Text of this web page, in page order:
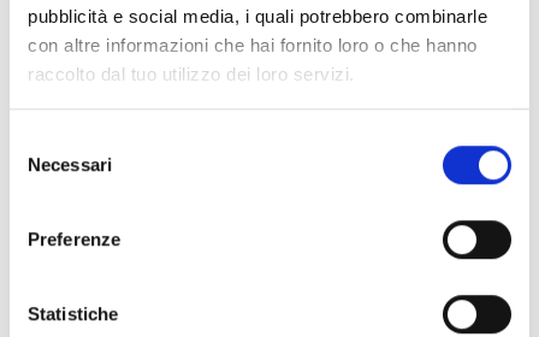
pubblicità e social media, i quali potrebbero combinarle
con altre informazioni che hai fornito loro o che hanno
raccolto dal tuo utilizzo dei loro servizi.
delNecessari
Preferenze
Statistiche
Accessories EB00 Bases - Materials
Accessories for detector testing - Materials(6)